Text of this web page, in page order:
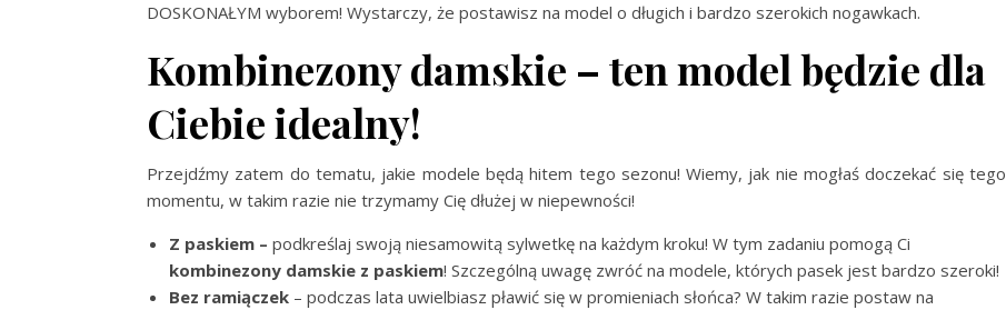
DOSKONAŁYM wyborem! Wystarczy, że postawisz na model o długich i bardzo szerokich nogawkach.
Kombinezony damskie – ten model będzie dla
Ciebie idealny!
Przejdźmy zatem do tematu, jakie modele będą hitem tego sezonu! Wiemy, jak nie mogłaś doczekać się tego
momentu, w takim razie nie trzymamy Cię dłużej w niepewności!
Z paskiem – podkreślaj swoją niesamowitą sylwetkę na każdym kroku! W tym zadaniu pomogą Ci
kombinezony damskie z paskiem! Szczególną uwagę zwróć na modele, których pasek jest bardzo szeroki!
Bez ramiączek – podczas lata uwielbiasz pławić się w promieniach słońca? W takim razie postaw na